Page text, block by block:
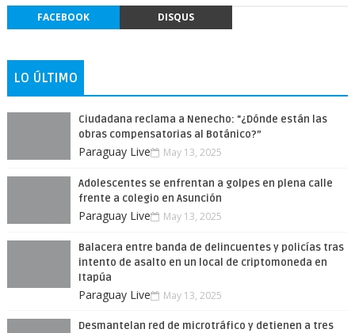
FACEBOOK DISQUS
LO ÚLTIMO
Ciudadana reclama a Nenecho: "¿Dónde están las
obras compensatorias al Botánico?”
Paraguay Live May 13, 2025
Adolescentes se enfrentan a golpes en plena calle
frente a colegio en Asunción
Paraguay Live May 13, 2025
Balacera entre banda de delincuentes y policías tras
intento de asalto en un local de criptomoneda en
Itapúa
Paraguay Live May 13, 2025
Desmantelan red de microtráfico y detienen a tres